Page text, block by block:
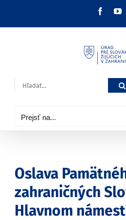
Hľadať:
Prejsť na...
Oslava
zahraničných
Hlavnom